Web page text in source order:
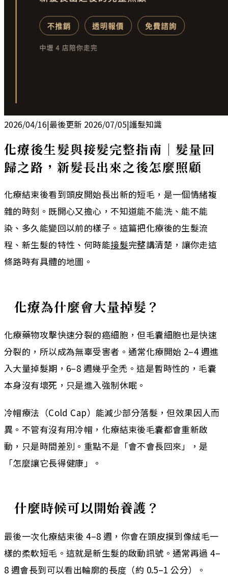
2026/04/16|最後更新 2026/07/05|護髮知識
化療後生髮與接髮完整指南｜髮量回
歸之路，新髮長出來之後怎麼照顧
化療結束後看到頭皮開始長出新的短毛，是一個情緒複
雜的時刻。既開心又擔心，不知道能不能洗、能不能
染、多久能變回以前的樣子。這篇把化療後的生髮流
程、新生髮的特性、何時能接髮完整講清楚，讓你走這
條路時有具體的地圖。
化療為什麼會大量掉髮？
化療藥物攻擊快速分裂的癌細胞，但毛囊細胞也是快速
分裂的，所以成為無辜受害者。通常化療開始 2–4 週進
入大量掉髮期，6–8 週幾乎全禿。這是暫時性的，毛囊
本身沒有壞死，只是進入強制休眠。
冷帽療法（Cold Cap）能減少部分落髮，但效果因人而
異。不管有沒有用冷帽，化療結束後毛囊都會重新啟
動，只是時間差別。重點不是「會不會長回來」，是
「怎麼讓它長得健康」。
什麼時候可以開始養護？
最後一次化療結束後 4–8 週，你會在頭皮摸到像絨毛一
樣的柔軟短毛。這就是新生髮的啟動訊號。通常再過 4–
8 週會長到可以看出輪廓的長度（約 0.5–1 公分）。